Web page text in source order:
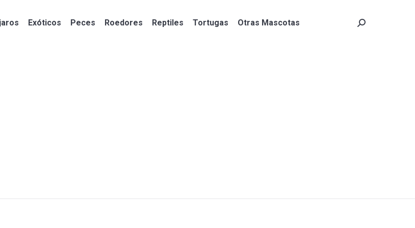
Exóticos Peces Roedores Reptiles Tortugas Otras Mascotas Search:
Exóticos Peces Roedores Reptiles Tortugas Otras Mascotas Search: